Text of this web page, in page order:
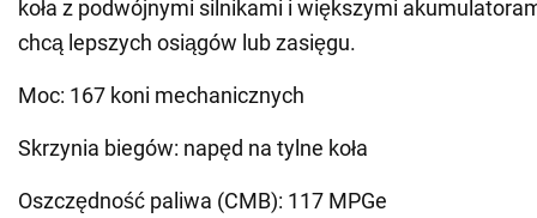
koła z podwójnymi silnikami i większymi
chcą lepszych osiągów lub zasięgu.
Moc: 167 koni mechanicznych
Skrzynia biegów: napęd na tylne koła
Oszczędność paliwa (CMB): 117 MPGe